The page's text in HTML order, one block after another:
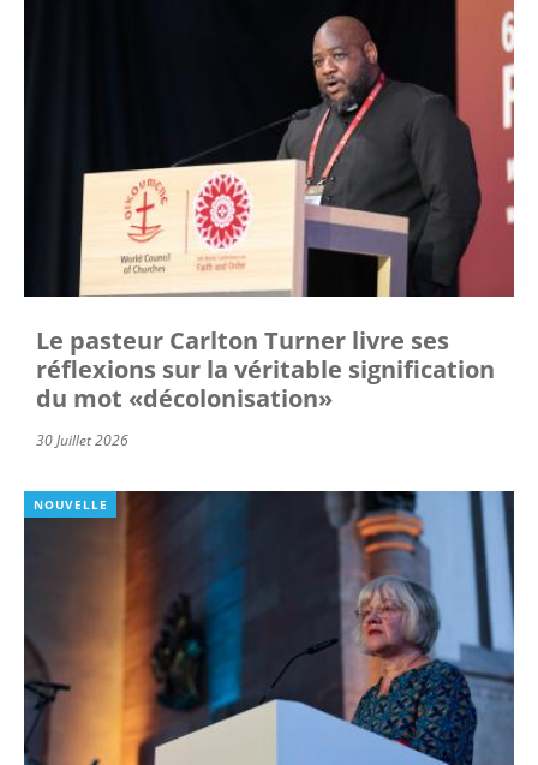
Le pasteur Carlton Turner livre ses
réflexions sur la véritable signification
du mot «décolonisation»
30 Juillet 2026
NOUVELLE